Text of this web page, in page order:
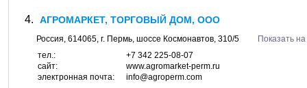
АГРОМАРКЕТ, ТОРГОВЫЙ ДОМ, ООО
Россия, 614065, г. Пермь, шоссе Космонавтов, 310/5
Показать
тел.:
+7 342 225-08-07
сайт:
www.agromarket-perm.ru
электронная почта:
info@agroperm.com